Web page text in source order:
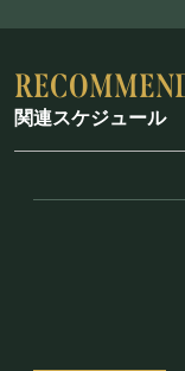
関連スケジュール